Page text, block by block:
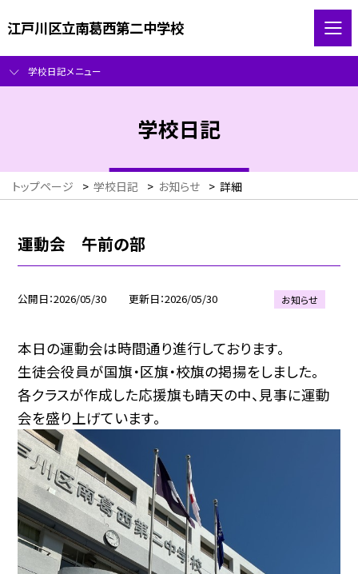
江戸川区立南葛西第二中学校
学校日記メニュー
学校日記
トップページ > 学校日記 > お知らせ > 詳細
運動会 午前の部
公開日 2026/05/30 更新日 2026/05/30 お知らせ
本日の運動会は時間通り進行しております。
生徒会役員が国旗・区旗・校旗の掲揚をしました。
各クラスが作成した応援旗も晴天の中、見事に運動
会を盛り上げています。